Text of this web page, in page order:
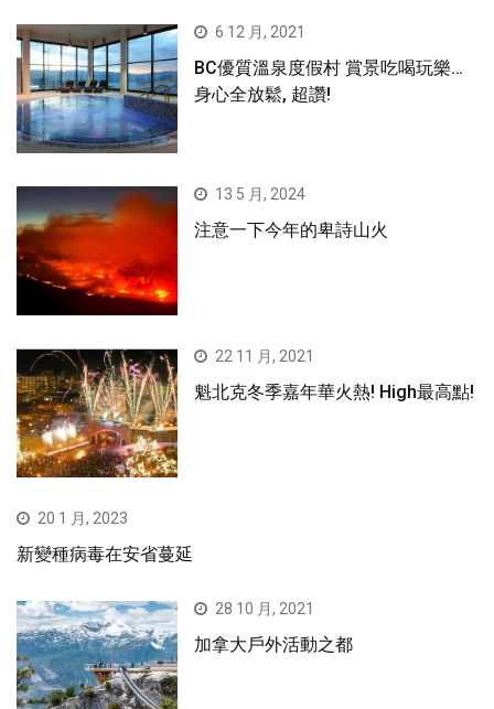
6 12 月, 2021
BC優質溫泉度假村 賞景吃喝玩樂…
身心全放鬆, 超讚!
13 5 月, 2024
注意一下今年的卑詩山火
22 11 月, 2021
魁北克冬季嘉年華火熱! High最高點!
20 1 月, 2023
新變種病毒在安省蔓延
28 10 月, 2021
加拿大戶外活動之都